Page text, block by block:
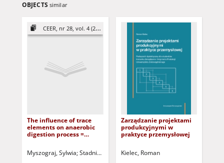
OBJECTS similar
CEER, nr 28, vol. 4 (2018)
The influence of trace
elements on anaerobic
digestion process =
fermentacji metanowej
Myszograj, Sylwia Stadnik, Artur Płuciennik-Koropczuk, Ewelina
Zarządzanie projektami
produkcyjnymi w
praktyce przemysłowej
Kielec, Roman